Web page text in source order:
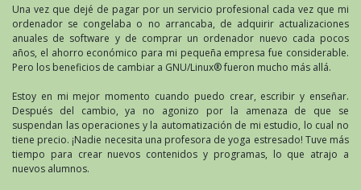
Una vez que dejé de pagar por un servicio profesional cada vez que mi
ordenador se congelaba o no arrancaba, de adquirir actualizaciones
anuales de software y de comprar un ordenador nuevo cada pocos
años, el ahorro económico para mi pequeña empresa fue considerable.
Pero los beneficios de cambiar a GNU/Linux® fueron mucho más allá.
Estoy en mi mejor momento cuando puedo crear, escribir y enseñar.
Después del cambio, ya no agonizo por la amenaza de que se
suspendan las operaciones y la automatización de mi estudio, lo cual no
tiene precio. ¡Nadie necesita una profesora de yoga estresado! Tuve más
tiempo para crear nuevos contenidos y programas, lo que atrajo a
nuevos alumnos.